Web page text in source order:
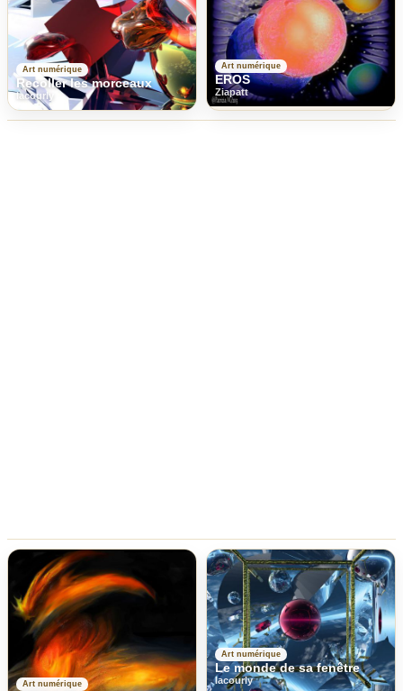
Art numérique
Recoller les morceaux
lacourly
Art numérique
EROS
Ziapatt
Art numérique
Art numérique
Le monde de sa fenêtre
lacourly